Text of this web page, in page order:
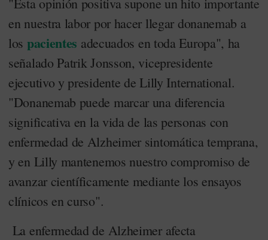
en nuestra labor por hacer llegar donanemab a
los pacientes adecuados en toda Europa", ha
señalado Patrik Jonsson, vicepresidente
ejecutivo y presidente de Lilly International.
"Donanemab puede marcar una diferencia
significativa en la vida de las personas con
enfermedad de Alzheimer sintomática temprana,
y en Lilly mantenemos nuestro compromiso de
avanzar científicamente mediante los ensayos
clínicos en curso".
La enfermedad de Alzheimer afecta